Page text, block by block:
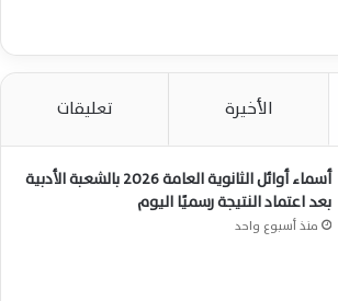
الأخيرة تعليقات
أسماء أوائل الثانوية العامة 2026 بالشعبة الأدبية
بعد اعتماد النتيجة رسميًا اليوم
منذ أسبوع واحد